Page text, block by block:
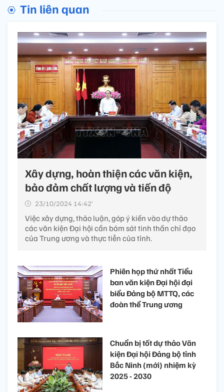
Tin liên quan
Xây dựng, hoàn thiện các văn kiện,
bảo đảm chất lượng và tiến độ
23/10/2024 14:42’
Việc xây dựng, thảo luận, góp ý kiến vào dự thảo
các văn kiện Đại hội cần bám sát tinh thần chỉ đạo
của Trung ương và thực tiễn của tỉnh.
Phiên họp thứ nhất Tiểu
ban văn kiện Đại hội đại
biểu Đảng bộ MTTQ, các
đoàn thể Trung ương
Chuẩn bị tốt dự thảo Văn
kiện Đại hội Đảng bộ tỉnh
Bắc Ninh (mới) nhiệm kỳ
2025 - 2030